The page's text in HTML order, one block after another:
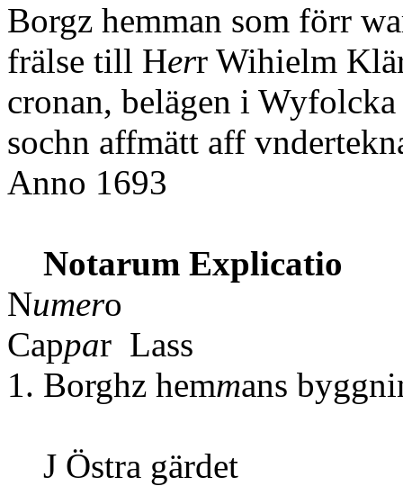
Borgz hemman som förr
frälse till Herr Wihielm
cronan, belägen i
sochn affmätt aff
Anno 1693
Notarum Explicatio
Numero
Cappar Lass
1. Borghz hemmans
J Östra gärdet